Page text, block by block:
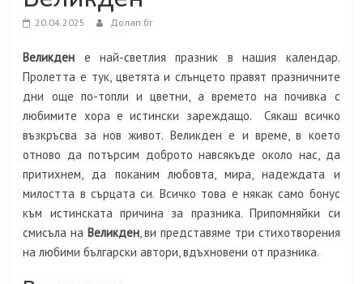
20.04.2025 Долап.бг
Великден е най-светлия празник в нашия календар.
Пролетта е тук, цветята и слънцето правят празничните
дни още по-топли и цветни, а времето на почивка с
любимите хора е истински зареждащо. Сякаш всичко
възкръсва за нов живот. Великден е и време, в което
отново да потърсим доброто навсякъде около нас, да
притихнем, да поканим любовта, мира, надеждата и
милостта в сърцата си. Всичко това е някак само бонус
към истинската причина за празника. Припомняйки си
смисъла на Великден, ви представяме три стихотворения
на любими български автори, вдъхновени от празника.